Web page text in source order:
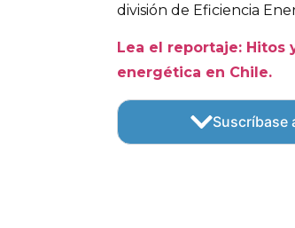
división de Eficiencia
Lea el reportaje: Hitos
energética en Chile.
Suscríbase